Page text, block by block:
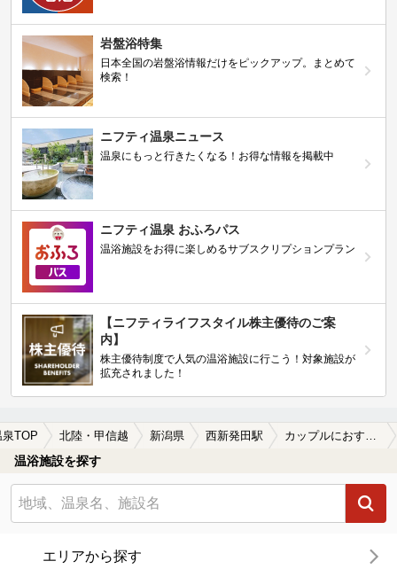
岩盤浴特集
日本全国の岩盤浴情報だけをピックアップ。まとめて
検索！
ニフティ温泉ニュース
温泉にもっと行きたくなる！お得な情報を掲載中
ニフティ温泉 おふろパス
温浴施設をお得に楽しめるサブスクリプションプラン
【ニフティライフスタイル株主優待のご案
内】
株主優待制度で人気の温浴施設に行こう！対象施設が
拡充されました！
泉TOP 北陸・甲信越 新潟県 西新発田駅 カップルにおすすめの西新発田駅近くの温泉、日帰り温泉、スーパー銭湯おすすめ
温浴施設を探す
エリアから探す